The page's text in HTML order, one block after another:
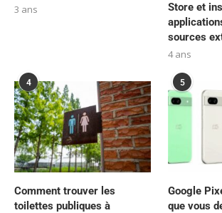
3 ans
Store et
sources
4 ans
4
Comment trouver les
toilettes publiques à
5
Google
que vous